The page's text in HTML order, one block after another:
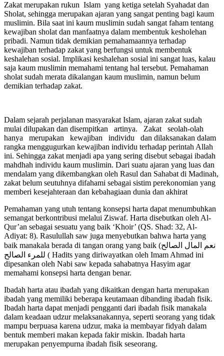
Zakat merupakan rukun Islam yang ketiga setelah Syahadat dan
Sholat, sehingga merupakan ajaran yang sangat penting bagi kaum
muslimin. Bila saat ini kaum muslimin sudah sangat faham tentang
kewajiban sholat dan manfaatnya dalam membentuk kesholehan
pribadi. Namun tidak demikian pemahamaannya terhadap
kewajiban terhadap zakat yang berfungsi untuk membentuk
keshalehan sosial. Implikasi keshalehan sosial ini sangat luas, kalau
saja kaum muslimin memahami tentang hal tersebut. Pemahaman
sholat sudah merata dikalangan kaum muslimin, namun belum
demikian terhadap zakat.
Dalam sejarah perjalanan masyarakat Islam, ajaran zakat sudah
mulai dilupakan dan disempitkan artinya. Zakat seolah-olah
hanya merupakan kewajiban individu dan dilaksanakan dalam
rangka menggugurkan kewajiban individu terhadap perintah Allah
ini. Sehingga zakat menjadi apa yang sering disebut sebagai ibadah
mahdhah individu kaum muslimin. Dari suatu ajaran yang luas dan
mendalam yang dikembangkan oleh Rasul dan Sahabat di Madinah,
zakat belum seutuhnya difahami sebagai sistim perekonomian yang
memberi kesejahteraan dan kebahagiaan dunia dan akhirat
Pemahaman yang utuh tentang konsepsi harta dapat menumbuhkan
semangat berkontribusi melalui Ziswaf. Harta disebutkan oleh Al-
Qur’an sebagai sesuatu yang baik ‘Khoir’ (QS. Shad: 32, Al-
Adiyat: 8). Rasulullah saw juga menyebutkan bahwa harta yang
baik manakala berada di tangan orang yang baik (نعم المال الصالح
للمرء الصالح ( Hadits yang diriwayatkan oleh Imam Ahmad ini
dipesankan oleh Nabi saw kepada sahabatnya Hasyim agar
memahami konsepsi harta dengan benar.
Ibadah harta atau ibadah yang dikaitkan dengan harta merupakan
ibadah yang memiliki beberapa keutamaan dibanding ibadah fisik.
Ibadah harta dapat menjadi pengganti dari ibadah fisik manakala
dalam keadaan udzur melaksanakannya, seperti seorang yang tidak
mampu berpuasa karena udzur, maka ia membayar fidyah dalam
bentuk memberi makan kepada fakir miskin. Ibadah harta
merupakan penyempurna ibadah fisik seseorang.